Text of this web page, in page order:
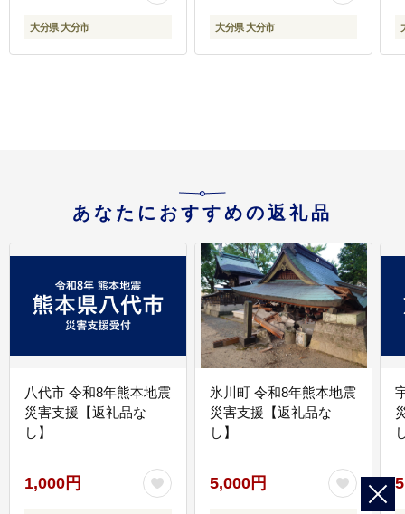
大分県 大分市 大分県 大分市
あなたにおすすめの返礼品
八代市 令和8年熊本地震
災害支援【返礼品な
し】
1,000円
氷川町 令和8年熊本地震
災害支援【返礼品な
し】
5,000円